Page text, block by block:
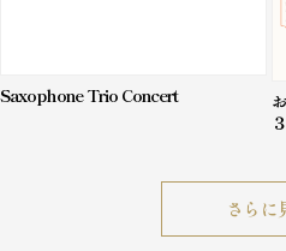
Saxophone Trio Concert
さらに